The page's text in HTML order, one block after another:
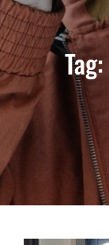
Tag: